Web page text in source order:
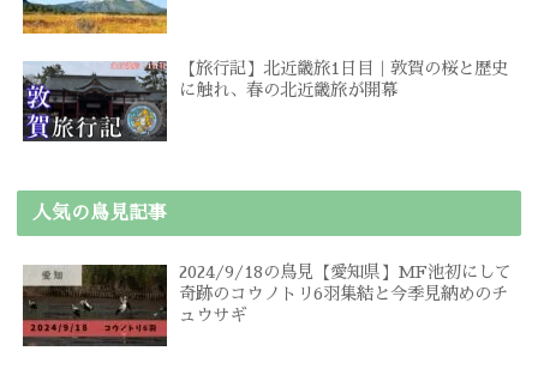
【旅行記】北近畿旅1日目｜敦賀の桜と歴史
に触れ、春の北近畿旅が開幕
人気の鳥見記事
2024/9/18の鳥見【愛知県】MF池初にして
奇跡のコウノトリ6羽集結と今季見納めのチ
ュウサギ